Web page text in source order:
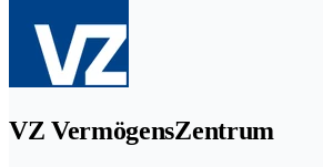
VZ VermögensZentrum